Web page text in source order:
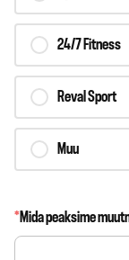
24/7 Fitness
Reval Sport
Muu
*Mida peaksime